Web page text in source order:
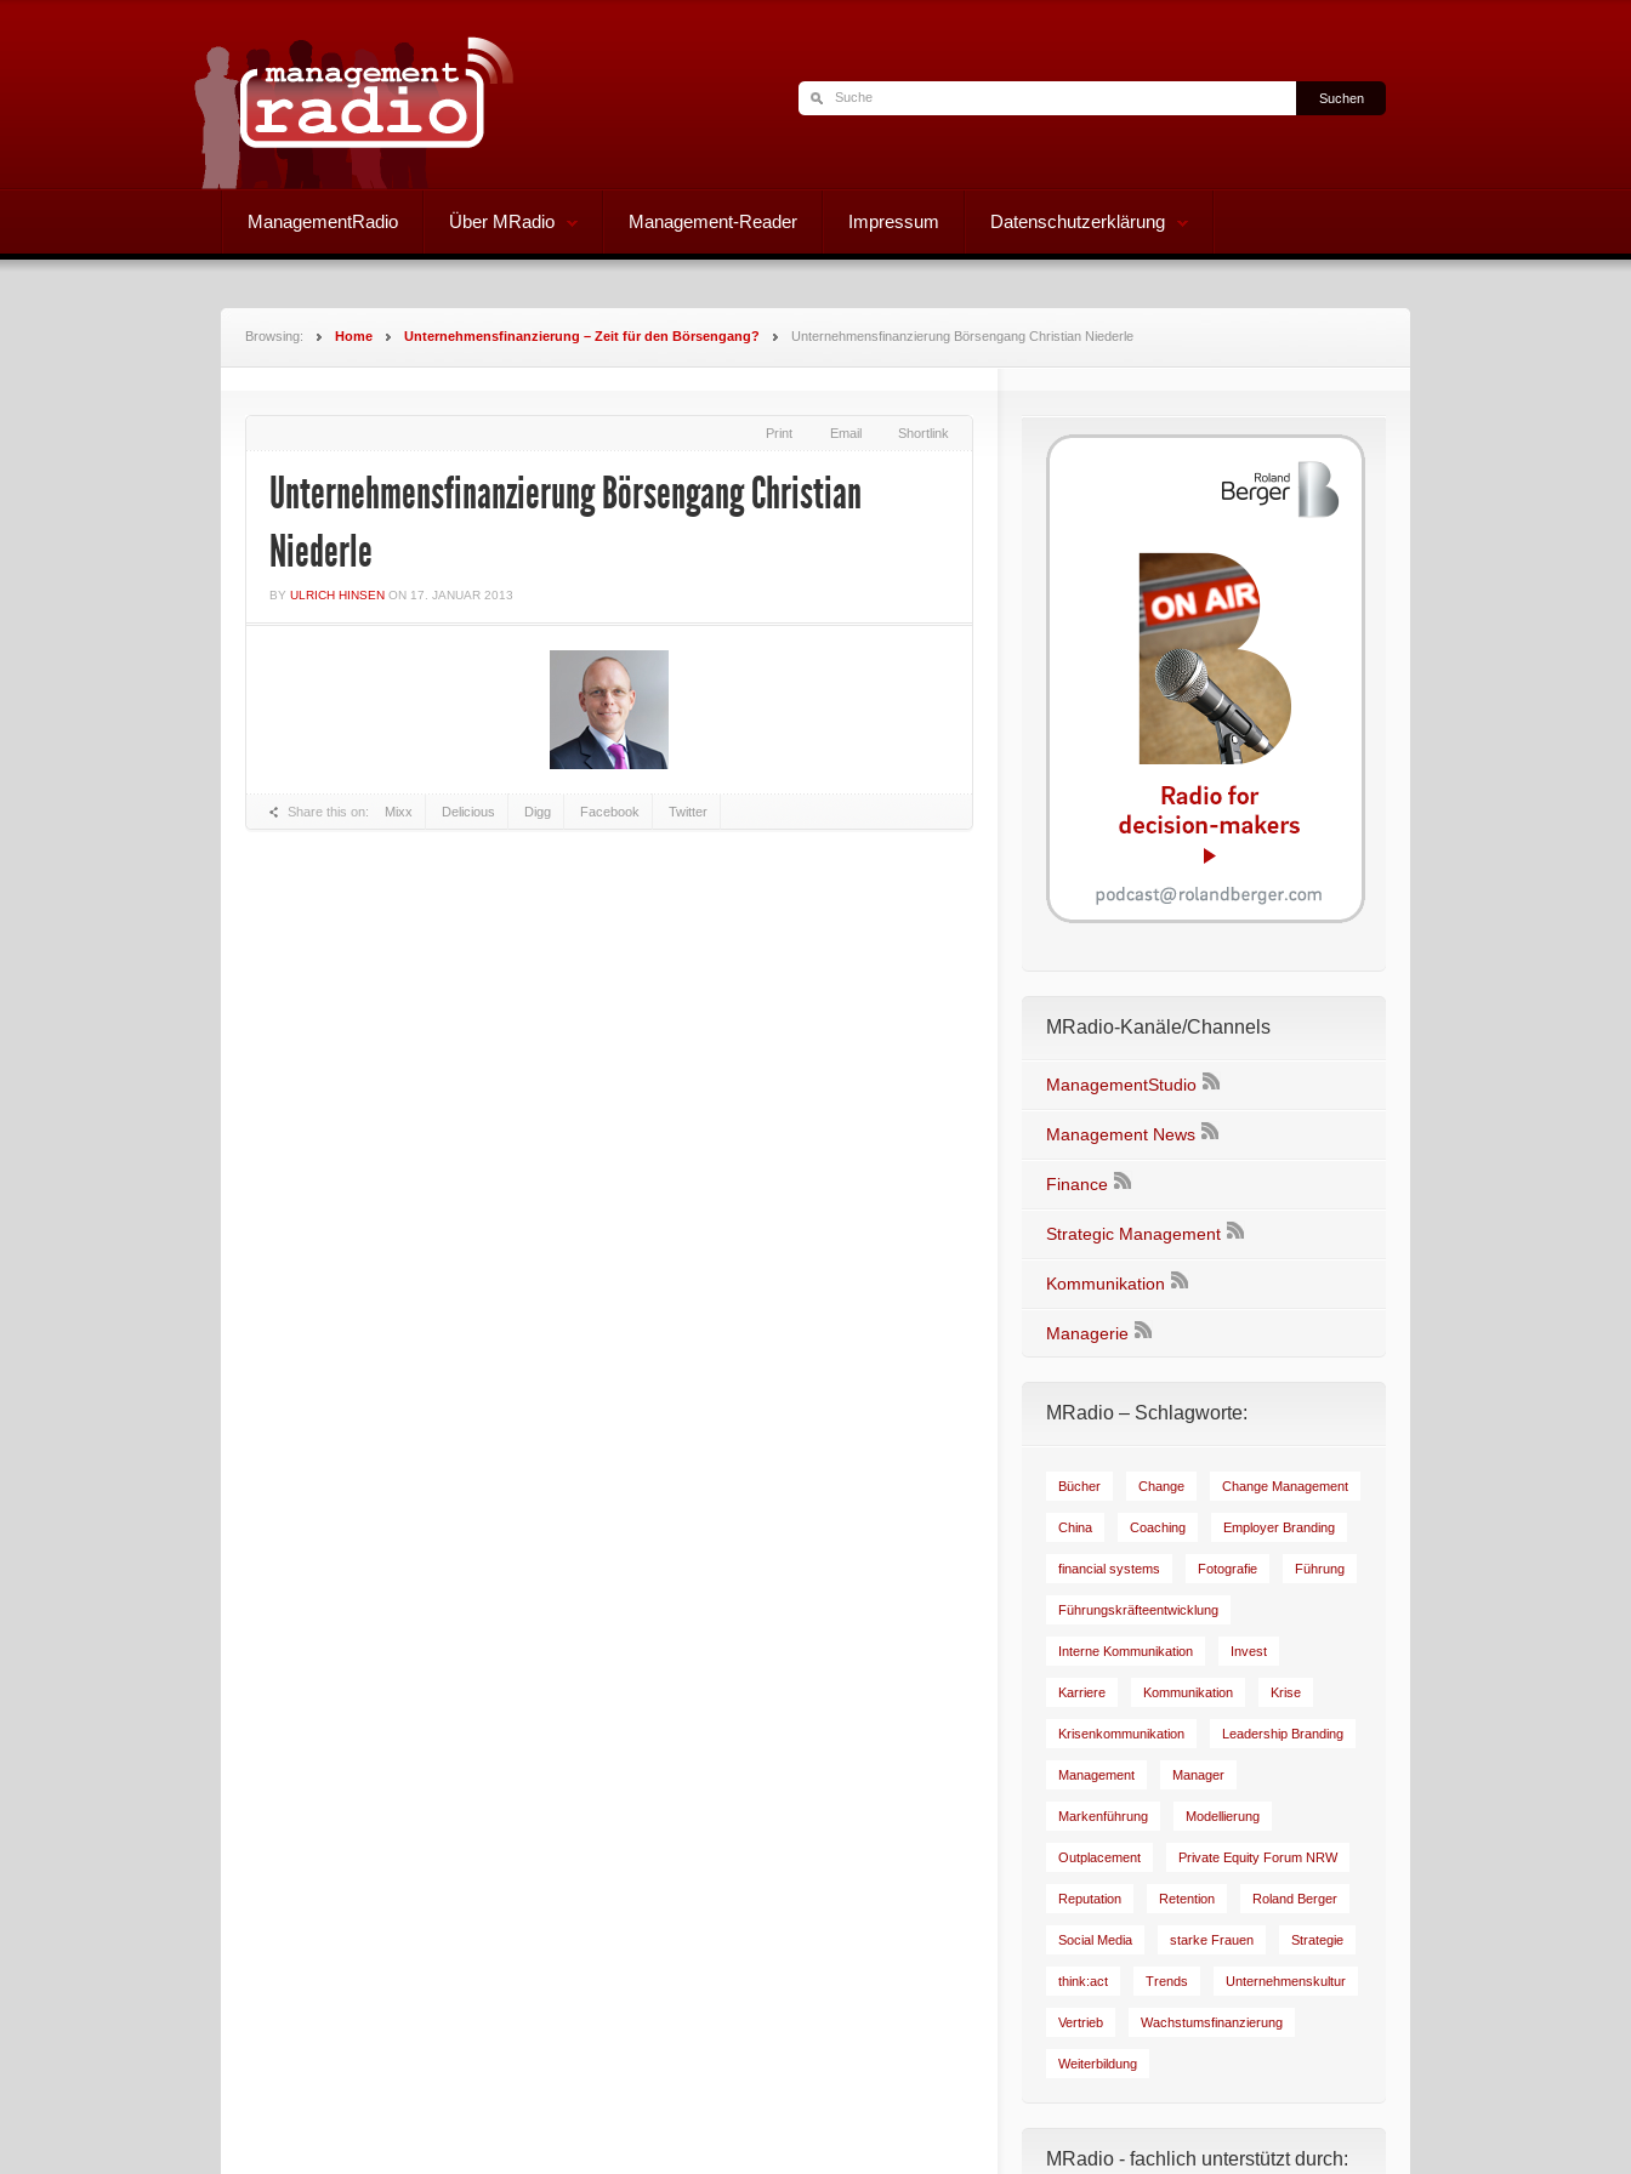
ManagementRadio Über MRadio Management-Reader Impressum Datenschutzerklärung
Browsing: Home Unternehmensfinanzierung – Zeit für den Börsengang? Unternehmensfinanzierung Börsengang Christian Niederle
Print Email Shortlink
Unternehmensfinanzierung Börsengang Christian
Niederle
BY ULRICH HINSEN ON 17. JANUAR 2013
Share this on: Mixx Delicious Digg Facebook Twitter
MRadio-Kanäle/Channels
ManagementStudio
Management News
Finance
Strategic Management
Kommunikation
Managerie
MRadio – Schlagworte:
Bücher Change Change Management
China Coaching Employer Branding
financial systems Fotografie Führung
Führungskräfteentwicklung
Interne Kommunikation Invest
Karriere Kommunikation Krise
Krisenkommunikation Leadership Branding
Management Manager
Markenführung Modellierung
Outplacement Private Equity Forum NRW
Reputation Retention Roland Berger
Social Media starke Frauen Strategie
think:act Trends Unternehmenskultur
Vertrieb Wachstumsfinanzierung
Weiterbildung
MRadio - fachlich unterstützt durch: